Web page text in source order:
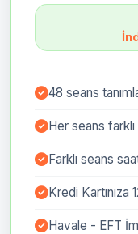
48 seans
Her seans
Farklı seans
Kredi Kartınıza
Havale - EFT